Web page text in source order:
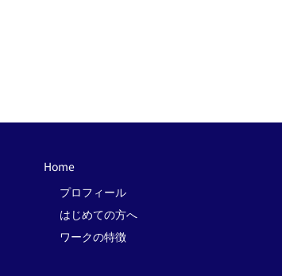
Home
プロフィール
はじめての方へ
ワークの特徴